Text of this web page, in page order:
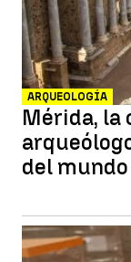
ARQUEOLOGÍA
Mérida, la
del mundo